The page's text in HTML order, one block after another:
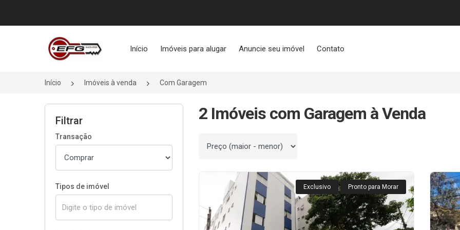
Página inicial
Início Imóveis para alugar Anuncie seu imóvel Contato
Início Imóveis à venda Com Garagem
Filtrar
Transação
Tipos de imóvel
2 Imóveis com Garagem à Venda
Ordenar por
Exclusivo Pronto para Morar